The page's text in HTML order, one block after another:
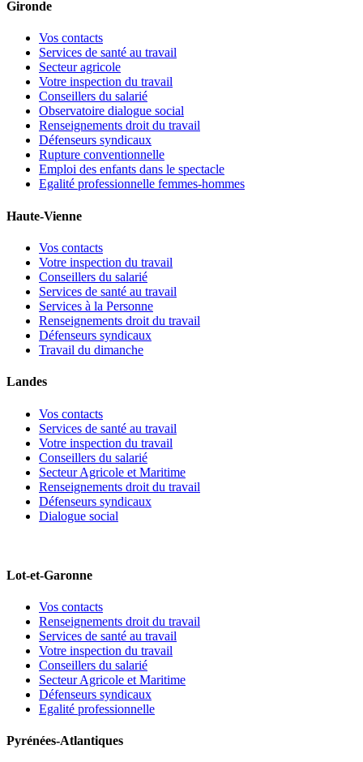
Gironde
Vos contacts
Services de santé au travail
Secteur agricole
Votre inspection du travail
Conseillers du salarié
Observatoire dialogue social
Renseignements droit du travail
Défenseurs syndicaux
Rupture conventionnelle
Emploi des enfants dans le spectacle
Egalité professionnelle femmes-hommes
Haute-Vienne
Vos contacts
Votre inspection du travail
Conseillers du salarié
Services de santé au travail
Services à la Personne
Renseignements droit du travail
Défenseurs syndicaux
Travail du dimanche
Landes
Vos contacts
Services de santé au travail
Votre inspection du travail
Conseillers du salarié
Secteur Agricole et Maritime
Renseignements droit du travail
Défenseurs syndicaux
Dialogue social
Lot-et-Garonne
Vos contacts
Renseignements droit du travail
Services de santé au travail
Votre inspection du travail
Conseillers du salarié
Secteur Agricole et Maritime
Défenseurs syndicaux
Egalité professionnelle
Pyrénées-Atlantiques